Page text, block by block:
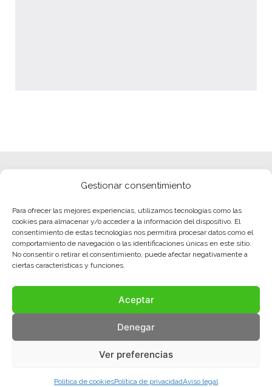
Gestionar consentimiento
Para ofrecer las mejores experiencias, utilizamos tecnologías como las
cookies para almacenar y/o acceder a la información del dispositivo. El
consentimiento de estas tecnologías nos permitirá procesar datos como el
comportamiento de navegación o las identificaciones únicas en este sitio.
No consentir o retirar el consentimiento, puede afectar negativamente a
ciertas características y funciones.
Aceptar
Denegar
Ver preferencias
Política de cookiesPolítica de privacidadAviso legal